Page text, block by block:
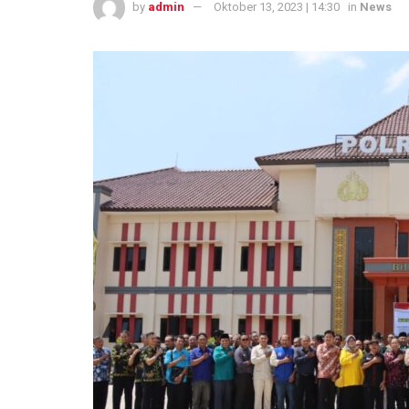
by admin Oktober 13, 2023 | 14:30 in News